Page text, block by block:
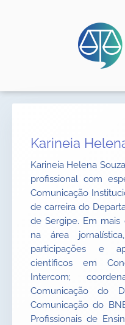
Karineia
Karineia Helena
profissional com
Comunicação
de carreira do
de Sergipe. Em
na área
participações e
científicos em
Intercom;
Comunicação do
Comunicação do
Profissionais de